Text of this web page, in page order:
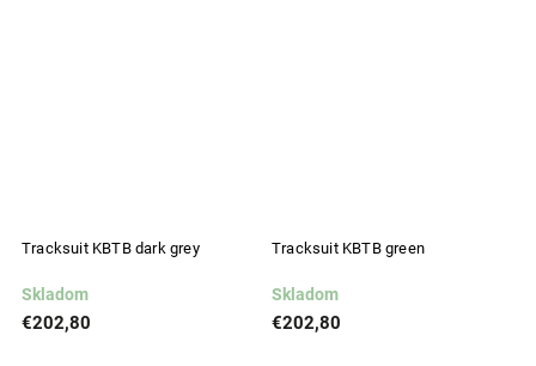
Tracksuit KBTB dark grey
Skladom
€202,80
Tracksuit KBTB green
Skladom
€202,80